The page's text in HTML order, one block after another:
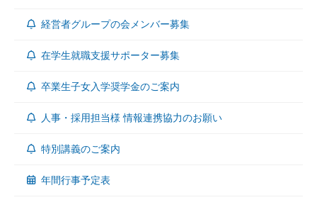
経営者グループの会メンバー募集
在学生就職支援サポーター募集
卒業生子女入学奨学金のご案内
人事・採用担当様 情報連携協力のお願い
特別講義のご案内
年間行事予定表